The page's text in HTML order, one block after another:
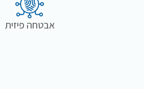
אבטחה פיזית